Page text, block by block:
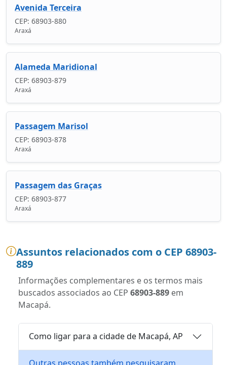
Avenida Terceira
CEP: 68903-880
Araxá
Alameda Maridional
CEP: 68903-879
Araxá
Passagem Marisol
CEP: 68903-878
Araxá
Passagem das Graças
CEP: 68903-877
Araxá
Assuntos relacionados com o CEP 68903-
889
Informações complementares e os termos mais
buscados associados ao CEP 68903-889 em
Macapá.
Como ligar para a cidade de Macapá, AP